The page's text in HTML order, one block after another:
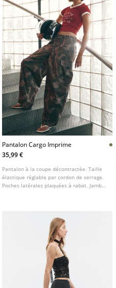
Pantalon Cargo Imprime
35,99 €
Pantalon à la coupe décontractée. Taille
élastique réglable par cordon de serrage.
Poches latérales plaquées à rabat. Jambes